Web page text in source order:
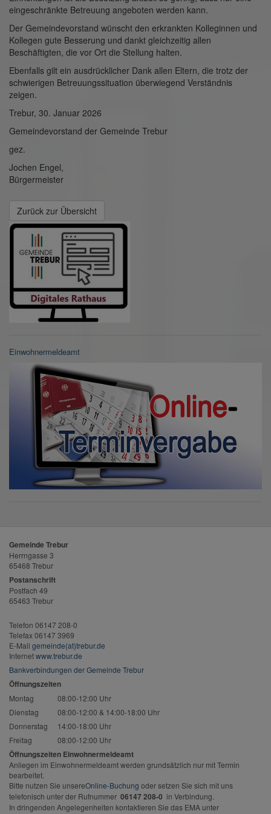
eingeschränkte Betreuung angeboten werden kann.
Der Gemeindevorstand wünscht den erkrankten Kolleginnen und
Kollegen gute Besserung und dankt gleichzeitig allen
Beschäftigten, die vor Ort die Stellung halten.
Ebenfalls gilt ein ausdrücklicher Dank allen Eltern, die trotz der
schwierigen Betreuungssituation überwiegend Verständnis
zeigen.
Trebur, 30. Januar 2026
Gemeindevorstand der Gemeinde Trebur
gez.
Jochen Engel,
Bürgermeister
Zurück zur Übersicht
Einwohnermeldeamt
Gemeinde Trebur
Herrngasse 3
65468 Trebur
Postanschrift
Postfach 49
65463 Trebur
Telefon 06147 208-0
Telefax 06147 3969
E-Mail gemeinde(at)trebur.de
Internetwww.trebur.de
Bankverbindungen der Gemeinde Trebur
Öffnungszeiten
Montag
08:00-12:00 Uhr
Dienstag
08:00-12:00 & 14:00-18:00 Uhr
Donnerstag
14:00-18:00 Uhr
Freitag
08:00-12:00 Uhr
Öffnungszeiten Einwohnermeldeamt
Anliegen im Einwohnermeldeamt werden grundsätzlich nur mit Termin
bearbeitet.
Bitte nutzen Sie unsereOnline-Buchung oder setzen Sie sich mit uns
telefonisch unter der Rufnummer 06147 208-0 in Verbindung.
In dringenden Angelegenheiten kontaktieren Sie das EMA unter